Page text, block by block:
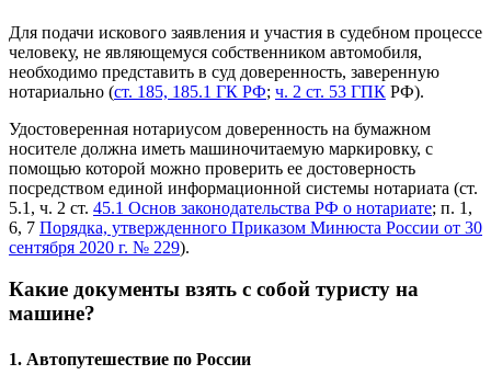
Для подачи искового заявления и участия в судебном процессе
человеку, не являющемуся собственником автомобиля,
необходимо представить в суд доверенность, заверенную
нотариально (ст. 185, 185.1 ГК РФ; ч. 2 ст. 53 ГПК РФ).
Удостоверенная нотариусом доверенность на бумажном
носителе должна иметь машиночитаемую маркировку, с
помощью которой можно проверить ее достоверность
посредством единой информационной системы нотариата (ст.
5.1, ч. 2 ст. 45.1 Основ законодательства РФ о нотариате; п. 1,
6, 7 Порядка, утвержденного Приказом Минюста России от 30
сентября 2020 г. № 229).
Какие документы взять с собой туристу на
машине?
1. Автопутешествие по России